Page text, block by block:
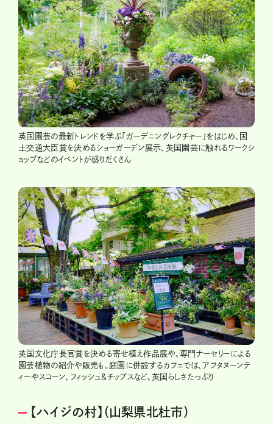
英国園芸の最新トレンドを学ぶ「ガーデニングレクチャー」をはじめ、国
土交通大臣賞を決めるショーガーデン展示、英国園芸に触れるワークシ
ョップなどのイベントが盛りだくさん
英国文化庁長官賞を決める寄せ植え作品展や、専門ナーセリーによる
園芸植物の紹介や販売も。庭園に併設するカフェでは、アフタヌーンテ
ィーやスコーン、フィッシュ＆チップスなど、英国らしさたっぷり
【ハイジの村】（山梨県北杜市）